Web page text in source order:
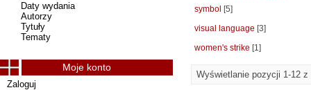
symbol [5]
visual language [3]
women's strike [1]
Wyświetlanie pozycji 1-12 z
Daty wydania
Autorzy
Tytuły
Tematy
Moje konto
Zaloguj